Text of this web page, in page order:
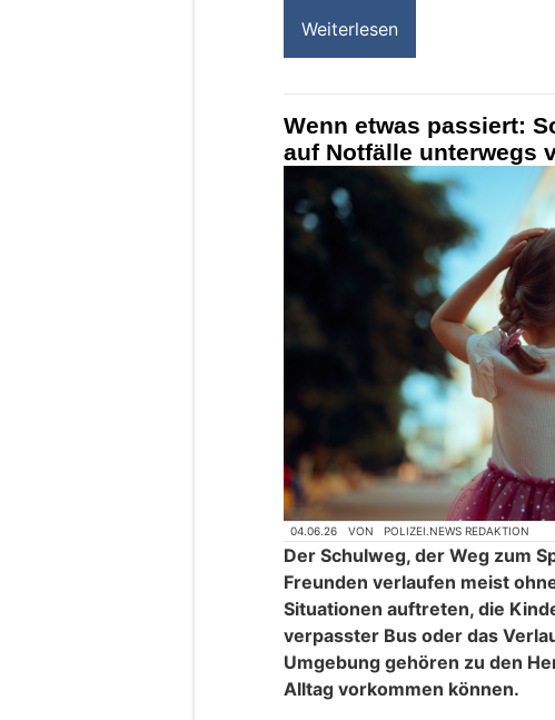
Weiterlesen
Wenn etwas passiert:
auf Notfälle unterwegs
04.06.26 VON POLIZEI.NEWS REDAKTION
Der Schulweg, der Weg zum
Freunden verlaufen meist
Situationen auftreten, die
verpasster Bus oder das
Umgebung gehören zu den
Alltag vorkommen können.